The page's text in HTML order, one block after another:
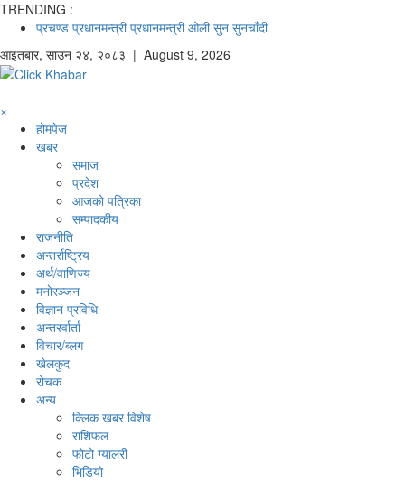
TRENDING :
प्रचण्ड प्रधानमन्त्री प्रधानमन्त्री ओली सुन सुनचाँदी
आइतबार, साउन २४, २०८३ | August 9, 2026
×
होमपेज
खबर
समाज
प्रदेश
आजको पत्रिका
सम्पादकीय
राजनीति
अन्तर्राष्ट्रिय
अर्थ/वाणिज्य
मनाेरञ्जन
विज्ञान प्रविधि
अन्तरर्वार्ता
विचार/ब्लग
खेलकुद
रोचक
अन्य
क्लिक खबर विशेष
राशिफल
फोटो ग्यालरी
भिडियो